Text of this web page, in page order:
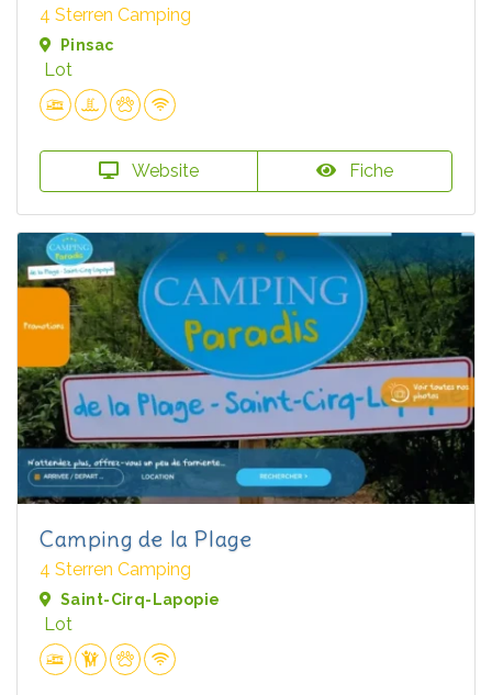
4 Sterren Camping
Pinsac
Lot
Website Fiche
Camping de la Plage
4 Sterren Camping
Saint-Cirq-Lapopie
Lot